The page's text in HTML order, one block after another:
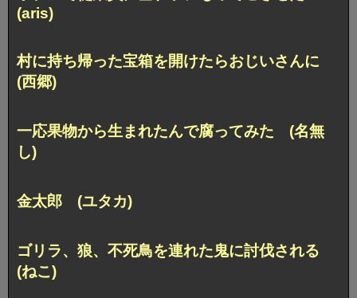
(aris)
村に持ち帰った宝箱を開けたらおじいさんに
(西郷)
一応果物から生まれたんで腐ってみた (名無
し)
金太郎 (ユタカ)
ゴリラ、狼、不死鳥を連れた鬼に討伐される
(ねこ)